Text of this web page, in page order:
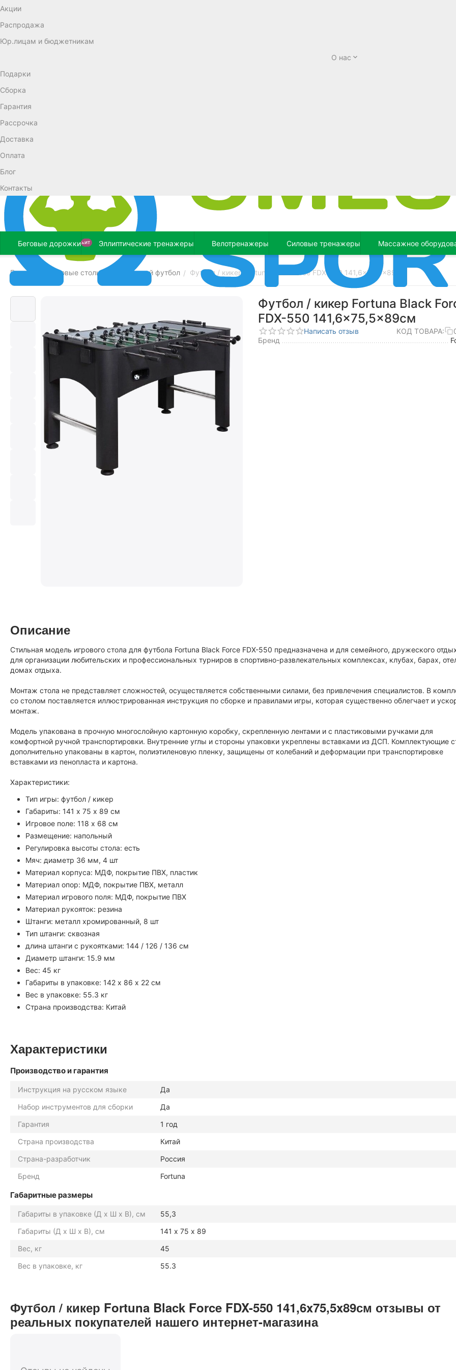
Акции
Распродажа
Юр.лицам и бюджетникам
О нас
Подарки
Сборка
Гарантия
Рассрочка
Доставка
Оплата
Блог
Контакты
Беговые дорожкиХИТ Эллиптические тренажеры Велотренажеры Силовые тренажеры Массажное
Главная Игровые столы Настольный футбол / Футбол / кикер Fortuna Black Force FDX-550 141,6x75,5x89см
Футбол / кикер Fortuna Black
FDX-550 141,6x75,5x89см
Написать отзыв КОД ТОВАРА:
Бренд
Описание
Стильная модель игрового стола для футбола Fortuna Black Force FDX-550 предназначена и для семейного, дружеского
для организации любительских и профессиональных турниров в спортивно-развлекательных комплексах, клубах, барах,
домах отдыха.
Монтаж стола не представляет сложностей, осуществляется собственными силами, без привлечения специалистов. В
со столом поставляется иллюстрированная инструкция по сборке и правилами игры, которая существенно облегчает и
монтаж.
Модель упакована в прочную многослойную картонную коробку, скрепленную лентами и с пластиковыми ручками для
комфортной ручной транспортировки. Внутренние углы и стороны упаковки укреплены вставками из ДСП. Комплектующие
дополнительно упакованы в картон, полиэтиленовую пленку, защищены от колебаний и деформации при транспортировке
вставками из пенопласта и картона.
Характеристики:
Тип игры: футбол / кикер
Габариты: 141 х 75 х 89 см
Игровое поле: 118 х 68 см
Размещение: напольный
Регулировка высоты стола: есть
Мяч: диаметр 36 мм, 4 шт
Материал корпуса: МДФ, покрытие ПВХ, пластик
Материал опор: МДФ, покрытие ПВХ, металл
Материал игрового поля: МДФ, покрытие ПВХ
Материал рукояток: резина
Штанги: металл хромированный, 8 шт
Тип штанги: сквозная
длина штанги с рукоятками: 144 / 126 / 136 см
Диаметр штанги: 15.9 мм
Вес: 45 кг
Габариты в упаковке: 142 х 86 х 22 см
Вес в упаковке: 55.3 кг
Страна производства: Китай
Характеристики
Производство и гарантия
Инструкция на русском языке
Да
Набор инструментов для сборки
Да
Гарантия
1 год
Страна производства
Китай
Страна-разработчик
Россия
Бренд
Fortuna
Габаритные размеры
Габариты в упаковке (Д х Ш х В), см
55,3
Габариты (Д х Ш х В), см
141 х 75 х 89
Вес, кг
45
Вес в упаковке, кг
55.3
Футбол / кикер Fortuna Black Force FDX-550 141,6x75,5x89см отзывы от
реальных покупателей нашего интернет-магазина